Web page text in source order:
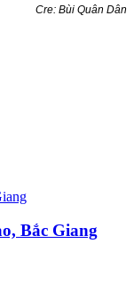
Cre: Bùi Quân Dân
Bắc Giang